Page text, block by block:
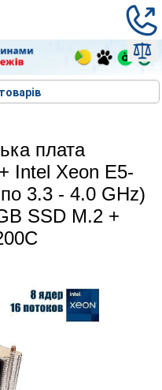
плата
Intel Xeon E5-
3.3 - 4.0 GHz)
SSD M.2 +